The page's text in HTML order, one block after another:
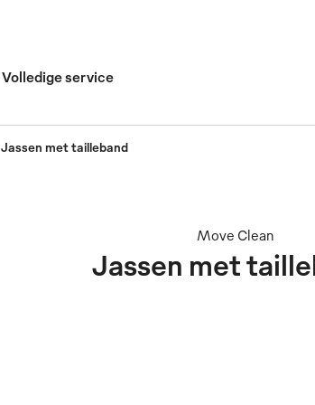
Volledige service
Jassen met tailleband
Jassen met
Move Clean